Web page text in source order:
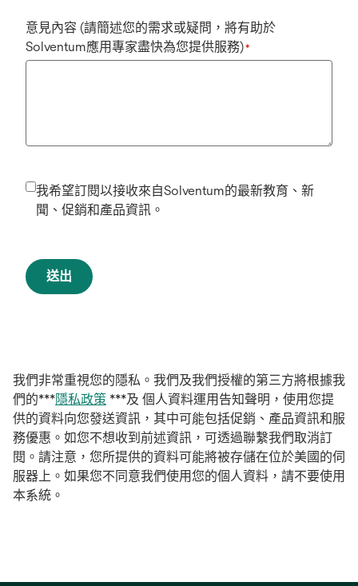
意見內容 (請簡述您的需求或疑問，將有助於
Solventum應用專家盡快為您提供服務)*
我希望訂閱以接收來自Solventum的最新教育、新
聞、促銷和產品資訊。
送出
我們非常重視您的隱私。我們及我們授權的第三方將根據我
們的***隱私政策在
新
標
籤
中
***及 個人資料運用告知聲明，使用您提
供的資料向您發送資訊，其中可能包括促銷、產品資訊和服
務優惠。如您不想收到前述資訊，可透過聯繫我們取消訂
閱。請注意，您所提供的資料可能將被存儲在位於美國的伺
服器上。如果您不同意我們使用您的個人資料，請不要使用
本系統。